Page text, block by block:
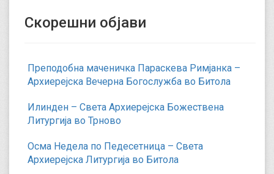
Скорешни објави
Преподобна маченичка Параскева Римјанка –
Архиерејска Вечерна Богослужба во Битола
Илинден – Света Архиерејска Божествена
Литургија во Трново
Осма Недела по Педесетница – Света
Архиерејска Литургија во Битола